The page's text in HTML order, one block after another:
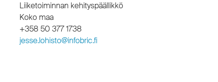
Liiketoiminnan kehityspäällikkö
Koko maa
+358 50 377 1738
jesse.lohisto@infobric.fi